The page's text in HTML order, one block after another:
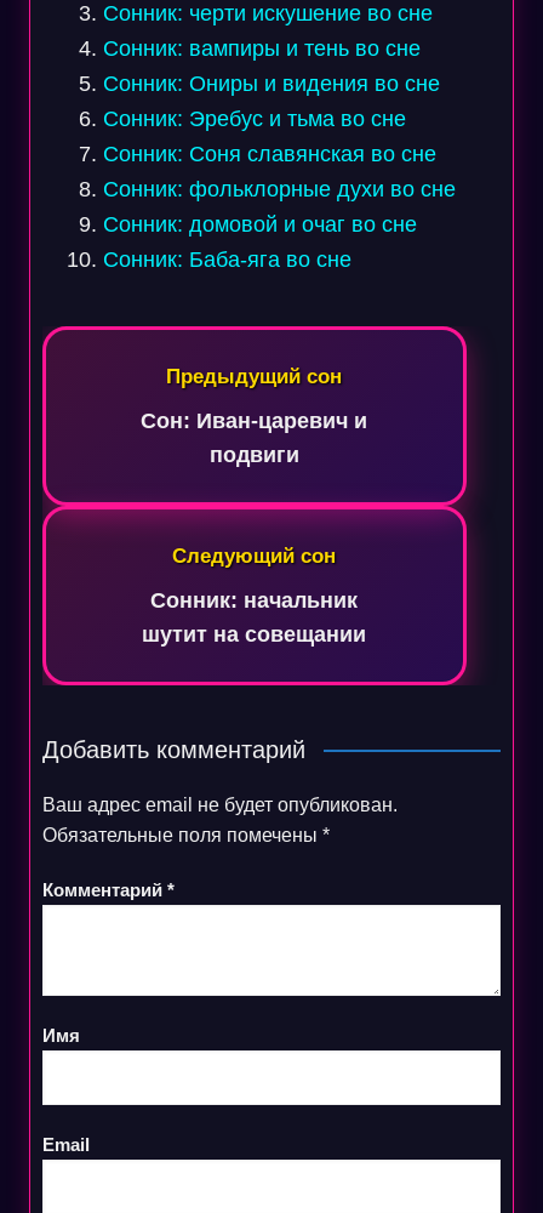
Сонник: черти искушение во сне
Сонник: вампиры и тень во сне
Сонник: Ониры и видения во сне
Сонник: Эребус и тьма во сне
Сонник: Соня славянская во сне
Сонник: фольклорные духи во сне
Сонник: домовой и очаг во сне
Сонник: Баба-яга во сне
Навигация
записям
Предыдущий сон
Сон: Иван-царевич и
подвиги
Следующий сон
Сонник: начальник
шутит на совещании
Добавить комментарий
Ваш адрес email не будет опубликован.
Обязательные поля помечены *
Комментарий *
Имя
Email